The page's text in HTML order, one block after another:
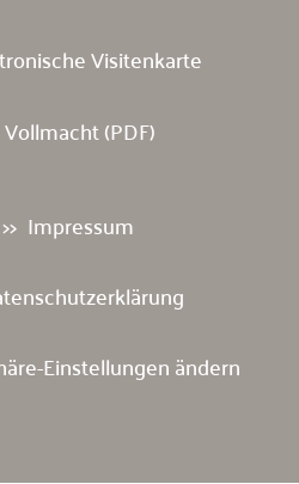
Visitenkarte
Vollmacht (PDF)
Impressum
Einstellungen ändern